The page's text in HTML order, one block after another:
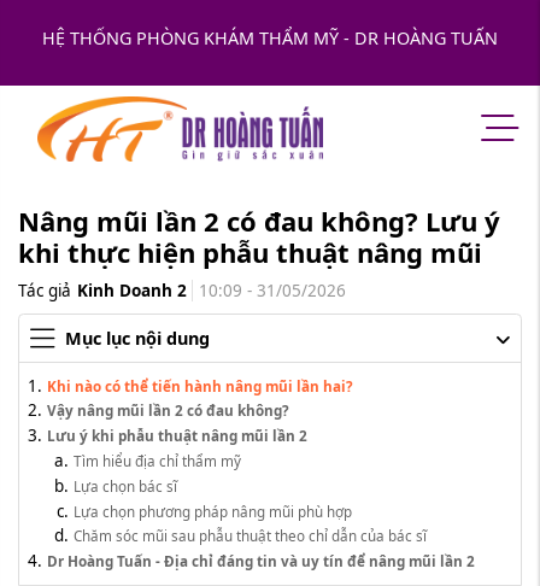
HỆ THỐNG PHÒNG KHÁM THẨM MỸ - DR HOÀNG TUẤN
Nâng mũi lần 2 có đau không? Lưu ý
khi thực hiện phẫu thuật nâng mũi
Tác giả Kinh Doanh 2 10:09 - 31/05/2026
Mục lục nội dung
Khi nào có thể tiến hành nâng mũi lần hai?
Vậy nâng mũi lần 2 có đau không?
Lưu ý khi phẫu thuật nâng mũi lần 2
Tìm hiểu địa chỉ thẩm mỹ
Lựa chọn bác sĩ
Lựa chọn phương pháp nâng mũi phù hợp
Chăm sóc mũi sau phẫu thuật theo chỉ dẫn của bác sĩ
Dr Hoàng Tuấn - Địa chỉ đáng tin và uy tín để nâng mũi lần 2